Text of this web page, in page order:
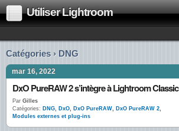
Utiliser Lightroom
Catégories › DNG
mar 16, 2022
DxO PureRAW 2 s’intègre à Lightroom Classic
Par Gilles
Catégories: DNG, DxO, DxO PureRAW, DxO PureRAW 2,
Modules externes et plug-ins